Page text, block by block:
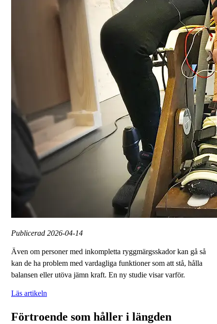
Publicerad 2026-04-14
Även om personer med inkompletta ryggmärgsskador kan gå så
kan de ha problem med vardagliga funktioner som att stå, hålla
balansen eller utöva jämn kraft. En ny studie visar varför.
Läs artikeln
Förtroende som håller i längden